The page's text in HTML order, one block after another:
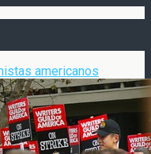
americanos